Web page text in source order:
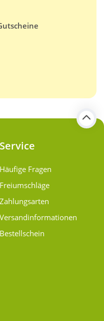
Service
Häufige Fragen
Freiumschläge
Zahlungsarten
Versand­informationen
Bestellschein